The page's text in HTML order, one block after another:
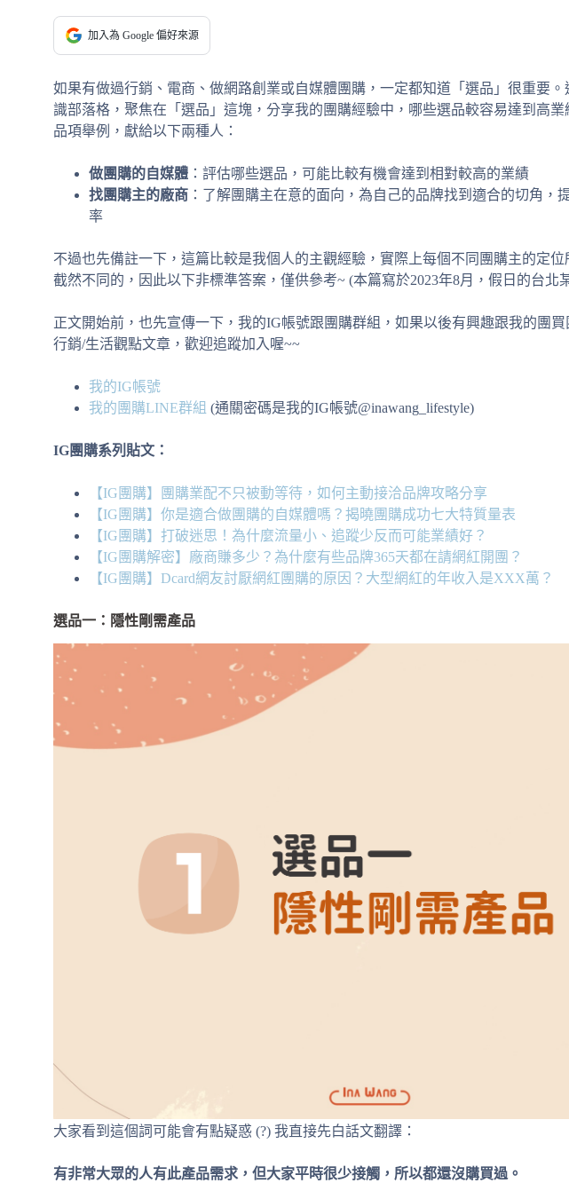
加入為 Google 偏好來源
如果有做過行銷、電商、做網路創業或自媒體團購，一定都知道「選品」很重要。
識部落格，聚焦在「選品」這塊，分享我的團購經驗中，哪些選品較容易達到高業
品項舉例，獻給以下兩種人：
做團購的自媒體 ：評估哪些選品，可能比較有機會達到相對較高的業績
找團購主的廠商 ：了解團購主在意的面向，為自己的品牌找到適合的切角，
率
不過也先備註一下，這篇比較是我個人的主觀經驗，實際上每個不同團購主的定位
截然不同的，因此以下非標準答案，僅供參考~ (本篇寫於2023年8月，假日的台北
正文開始前，也先宣傳一下，我的IG帳號跟團購群組，如果以後有興趣跟我的團
行銷/生活觀點文章，歡迎追蹤加入喔~~
我的IG帳號
我的團購LINE群組 (通關密碼是我的IG帳號@inawang_lifestyle)
IG團購系列貼文：
【IG團購】團購業配不只被動等待，如何主動接洽品牌攻略分享
【IG團購】你是適合做團購的自媒體嗎？揭曉團購成功七大特質量表
【IG團購】打破迷思！為什麼流量小、追蹤少反而可能業績好？
【IG團購解密】廠商賺多少？為什麼有些品牌365天都在請網紅開團？
【IG團購】Dcard網友討厭網紅團購的原因？大型網紅的年收入是XXX萬？
選品一：隱性剛需產品
大家看到這個詞可能會有點疑惑 (?) 我直接先白話文翻譯：
有非常大眾的人有此產品需求，但大家平時很少接觸，所以都還沒購買過。